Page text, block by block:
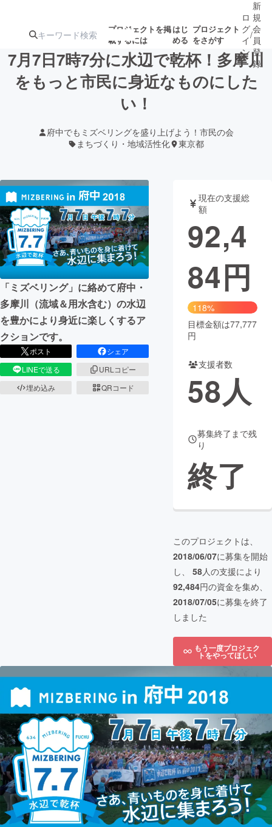
プロジェクトを掲
載するには
はじ
める
プロジェクト
をさがす
注目の新着プロ
テクノロジー・ガジェット ゲーム・サ
映像・映画 書籍・雑誌
ビジネス・起業 チャレンジ
まちづくり・地域活性化
CAMPFIRE for Social Good
CAMPFIRE Creation
CAMPFIREふるさと納税
ロ
グ
イ
ン
/
新
規
会
員
登
録
7月7日7時7分に水辺で乾杯！多摩川
をもっと市民に身近なものにした
い！
府中でもミズベリングを盛り上げよう！市民の会
まちづくり・地域活性化
東京都
「ミズベリング」に絡めて府中・
多摩川（流域＆用水含む）の水辺
を豊かにより身近に楽しくするア
クションです。
ポスト
シェア
LINEで送る
URLコピー
埋め込み
QRコード
現在の支援総
額
92,4
84円
118%
目標金額は77,777
円
支援者数
58人
募集終了まで残
り
終了
このプロジェクトは、
2018/06/07に募集を開始
し、 58人の支援により
92,484円の資金を集め、
2018/07/05に募集を終了
しました
もう一度プロジェク
トをやってほしい